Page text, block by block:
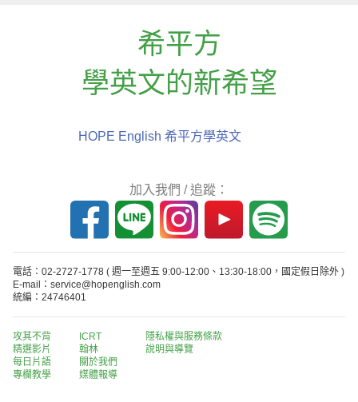
希平方
學英文的新希望
HOPE English 希平方學英文
加入我們 / 追蹤：
電話：02-2727-1778 ( 週一至週五 9:00-12:00、13:30-18:00，國定假日除外 )
E-mail：service@hopenglish.com
統編：24746401
攻其不背
精選影片
每日片語
專欄教學
ICRT
翰林
關於我們
媒體報導
隱私權與服務條款
說明與導覽